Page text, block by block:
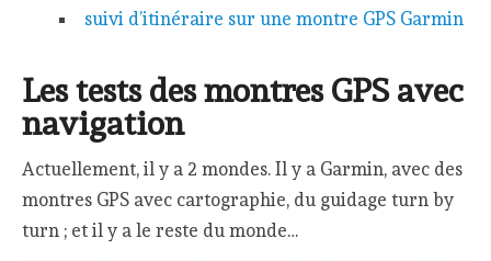
suivi d’itinéraire sur une montre GPS Garmin
Les tests des montres GPS avec
navigation
Actuellement, il y a 2 mondes. Il y a Garmin, avec des
montres GPS avec cartographie, du guidage turn by
turn ; et il y a le reste du monde…